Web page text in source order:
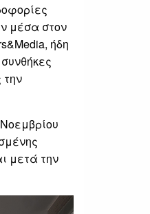
μέσα στον
ήδη
μετά την